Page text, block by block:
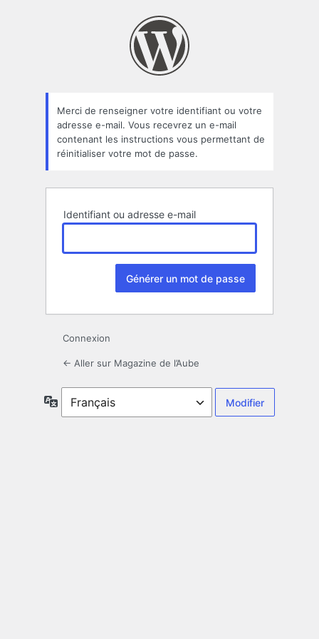
oublié
Merci de renseigner votre identifiant ou votre
adresse e-mail. Vous recevrez un e-mail
contenant les instructions vous permettant de
réinitialiser votre mot de passe.
Identifiant ou adresse e-mail
Connexion
← Aller sur Magazine de l’Aube
Langue